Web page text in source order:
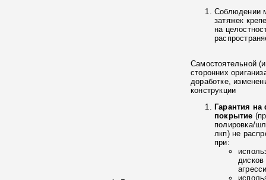
Соблюдении
затяжек
на
Самостоятельной
сторонних
доработке,
конструкции
Гарантия
покрытие
полировка/
лкп) не
при: